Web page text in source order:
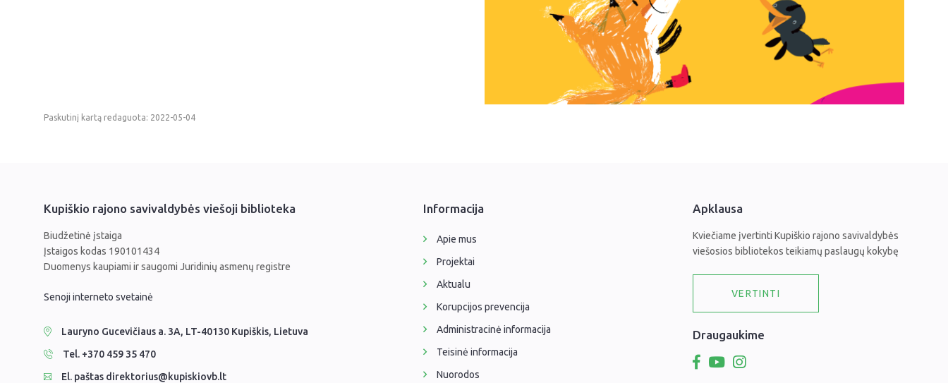
Paskutinį kartą redaguota: 2022-05-04
Kupiškio rajono savivaldybės viešoji biblioteka
Biudžetinė įstaiga
Įstaigos kodas 190101434
Duomenys kaupiami ir saugomi Juridinių asmenų registre
Senoji interneto svetainė
Lauryno Gucevičiaus a. 3A, LT-40130 Kupiškis, Lietuva
Tel. +370 459 35 470
El. paštas direktorius@kupiskiovb.lt
Informacija
Apie mus
Projektai
Aktualu
Korupcijos prevencija
Administracinė informacija
Teisinė informacija
Nuorodos
Apklausa
Kviečiame įvertinti Kupiškio rajono savivaldybės
viešosios bibliotekos teikiamų paslaugų kokybę
VERTINTI
Draugaukime